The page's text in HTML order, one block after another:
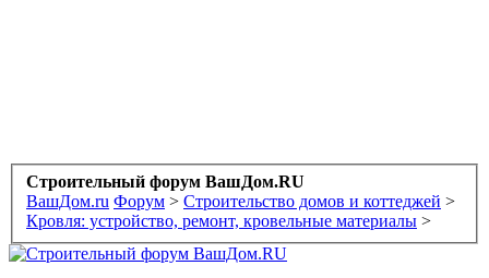
Строительный форум ВашДом.RU
ВашДом.ru Форум > Строительство домов и коттеджей >
Кровля: устройство, ремонт, кровельные материалы >